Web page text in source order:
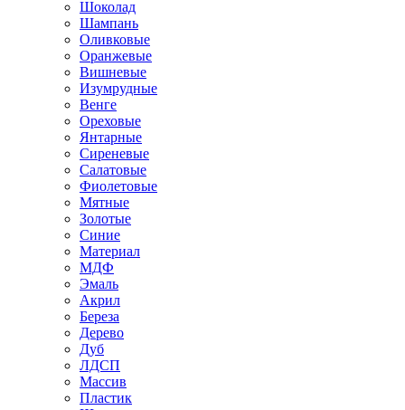
Шоколад
Шампань
Оливковые
Оранжевые
Вишневые
Изумрудные
Венге
Ореховые
Янтарные
Сиреневые
Салатовые
Фиолетовые
Мятные
Золотые
Синие
Материал
МДФ
Эмаль
Акрил
Береза
Дерево
Дуб
ЛДСП
Массив
Пластик